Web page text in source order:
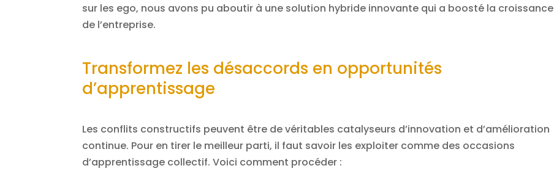
sur les ego, nous avons pu aboutir à une solution hybride innovante qui a boosté la croissance
de l’entreprise.
Transformez les désaccords en opportunités
d’apprentissage
Les conflits constructifs peuvent être de véritables catalyseurs d’innovation et d’amélioration
continue. Pour en tirer le meilleur parti, il faut savoir les exploiter comme des occasions
d’apprentissage collectif. Voici comment procéder :